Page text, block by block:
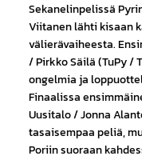
Sekanelinpelissä
Viitanen lähti kisaan
välierävaiheesta.
/ Pirkko Säilä (TuPy /
ongelmia ja
Finaalissa
Uusitalo / Jonna
tasaisempaa peliä,
Poriin suoraan